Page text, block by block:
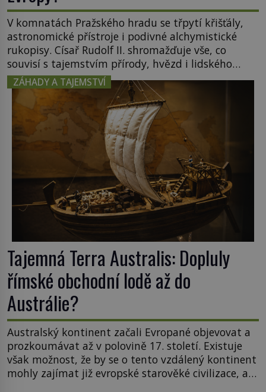
V komnatách Pražského hradu se třpytí křišťály,
astronomické přístroje i podivné alchymistické
rukopisy. Císař Rudolf II. shromažďuje vše, co
souvisí s tajemstvím přírody, hvězd i lidského
poznání. Jenže po jeho smrti se jeho slavné sbírky
začínají rozpadat a část z nich mizí navždy. Kdo
odnesl nejvzácnější knihy? A existují ještě někde
zapomenuté rukopisy, které nikdo […]
ZÁHADY A TAJEMSTVÍ
Tajemná Terra Australis: Dopluly
římské obchodní lodě až do
Austrálie?
Australský kontinent začali Evropané objevovat a
prozkoumávat až v polovině 17. století. Existuje
však možnost, že by se o tento vzdálený kontinent
mohly zajímat již evropské starověké civilizace, a